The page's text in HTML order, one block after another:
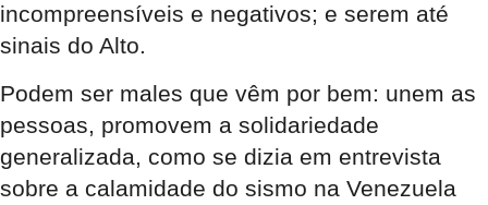
incompreensíveis e negativos; e serem até
sinais do Alto.
Podem ser males que vêm por bem: unem as
pessoas, promovem a solidariedade
generalizada, como se dizia em entrevista
sobre a calamidade do sismo na Venezuela